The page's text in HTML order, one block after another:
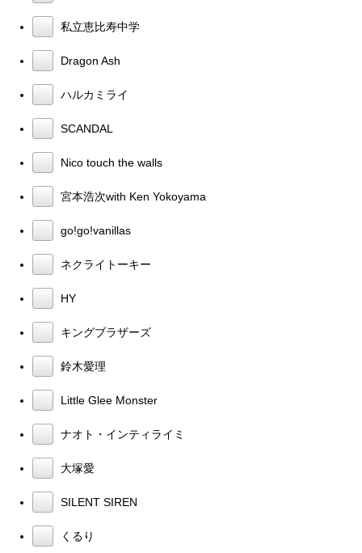
私立恵比寿中学
Dragon Ash
ハルカミライ
SCANDAL
Nico touch the walls
宮本浩次with Ken Yokoyama
go!go!vanillas
ネクライトーキー
HY
キングブラザーズ
鈴木愛理
Little Glee Monster
ナオト・インティライミ
大塚愛
SILENT SIREN
くるり